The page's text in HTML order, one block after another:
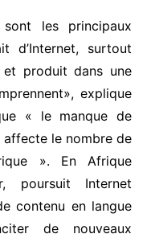
les principaux
d’Internet, surtout
produit dans une
explique
« le manque de
le nombre de
». En Afrique
poursuit Internet
contenu en langue
de nouveaux